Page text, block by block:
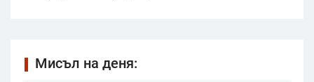
Мисъл на деня: